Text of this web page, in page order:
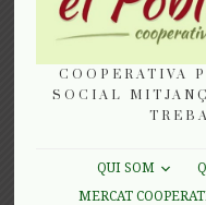
COOPERATIVA
SOCIAL
QUI SOM
MERCAT